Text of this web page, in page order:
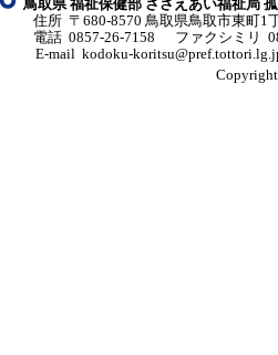
ネ
ッ
ト
鳥取県 福祉保健部 ささえあい福祉局
住所 〒680-8570 鳥取県鳥取市東町1
電話 0857-26-7158 ファクシミリ
E-mail kodoku-